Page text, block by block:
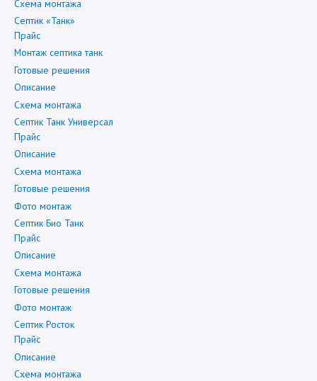
Схема монтажа
Септик «Танк»
Прайс
Монтаж септика танк
Готовые решения
Описание
Схема монтажа
Септик Танк Универсал
Прайс
Описание
Схема монтажа
Готовые решения
Фото монтаж
Септик Био Танк
Прайс
Описание
Схема монтажа
Готовые решения
Фото монтаж
Септик Росток
Прайс
Описание
Схема монтажа